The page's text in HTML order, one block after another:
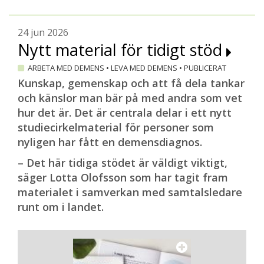
de yngre generationerna under pandemin
involverades i sina mor- och farföräldrars
inlärningsprocess. Man hittade ett nytt
gemensamt språk som sträckte sig över
generationerna, säger Regina Altena.
En hel del stigman
I Mexiko bor det cirka 130 miljoner
invånare. Det gör det till världens största
spanskspråkiga land och det näst största i
Latinamerika efter Brasilien. År 2030
beräknas antalet personer över 60 år vara
fler än antalet barn och ungdomar under
15 år.
utmaningar där en växande äldre
generation ska tas om hand av resten av
24 jun 2026
Nytt material för tidigt stöd
ARBETA MED DEMENS • LEVA MED DEMENS • PUBLICERAT
Kunskap, gemenskap och att få dela tankar
och känslor man bär på med andra som vet
hur det är. Det är centrala delar i ett nytt
studiecirkelmaterial för personer som
nyligen har fått en demensdiagnos.
– Det här tidiga stödet är väldigt viktigt,
säger Lotta Olofsson som har tagit fram
materialet i samverkan med samtalsledare
runt om i landet.